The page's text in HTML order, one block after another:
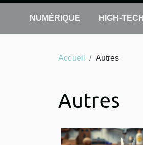
NUMÉRIQUE HIGH-TECH
Accueil Autres
Autres